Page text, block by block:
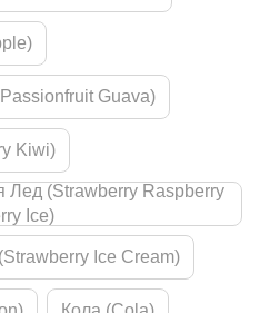
Guava)
Kiwi)
(Strawberry Raspberry
Ice)
Ice Cream)